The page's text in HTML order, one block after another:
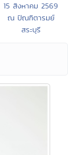
15 สิงหาคม 2569
ณ ปัณฑิตารมย์
สระบุรี